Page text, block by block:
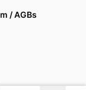
/ AGBs